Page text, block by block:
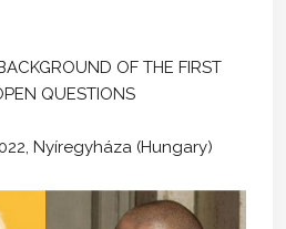
OF THE FIRST
QUESTIONS
Nyíregyháza (Hungary)